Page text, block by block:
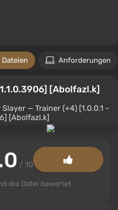
Dateien Anforderungen
[Abolfazl.k]
/ 10
die Datei bewertet.